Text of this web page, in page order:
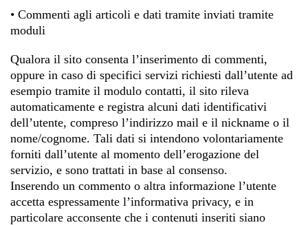
• Commenti agli articoli e dati tramite inviati tramite
moduli
Qualora il sito consenta l’inserimento di commenti,
oppure in caso di specifici servizi richiesti dall’utente ad
esempio tramite il modulo contatti, il sito rileva
automaticamente e registra alcuni dati identificativi
dell’utente, compreso l’indirizzo mail e il nickname o il
nome/cognome. Tali dati si intendono volontariamente
forniti dall’utente al momento dell’erogazione del
servizio, e sono trattati in base al consenso.
Inserendo un commento o altra informazione l’utente
accetta espressamente l’informativa privacy, e in
particolare acconsente che i contenuti inseriti siano